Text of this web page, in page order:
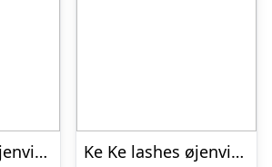
Ke Ke lashes øjenvipper Lucy gennemsigtig bånd Ke Ke lashes øjenvipper Carmen usynlig bånd